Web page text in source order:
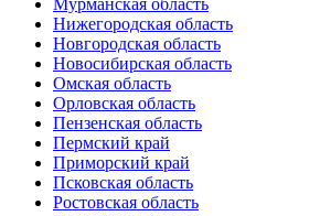
Мурманская область
Нижегородская область
Новгородская область
Новосибирская область
Омская область
Орловская область
Пензенская область
Пермский край
Приморский край
Псковская область
Ростовская область